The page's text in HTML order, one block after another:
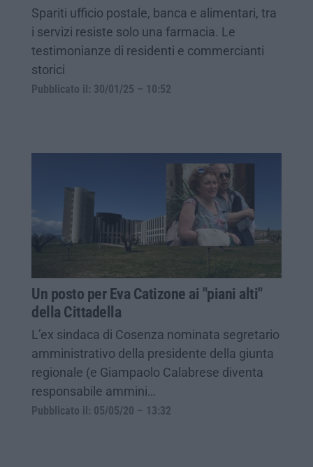
Spariti ufficio postale, banca e alimentari, tra
i servizi resiste solo una farmacia. Le
testimonianze di residenti e commercianti
storici
Pubblicato il: 30/01/25 – 10:52
Un posto per Eva Catizone ai "piani alti"
della Cittadella
L’ex sindaca di Cosenza nominata segretario
amministrativo della presidente della giunta
regionale (e Giampaolo Calabrese diventa
responsabile ammini…
Pubblicato il: 05/05/20 – 13:32